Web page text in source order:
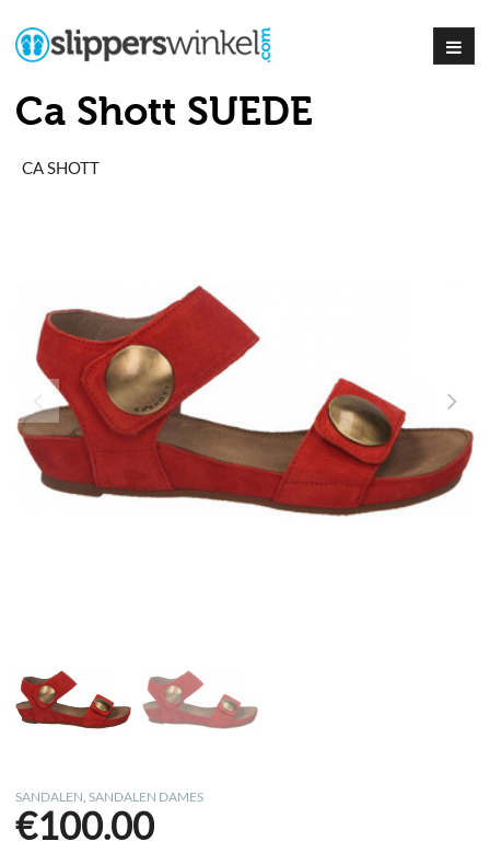
Ca Shott SUEDE
CA SHOTT
SANDALEN ,SANDALEN DAMES
€100.00